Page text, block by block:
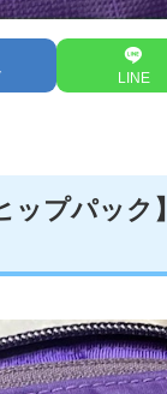
LINE
ップパッ